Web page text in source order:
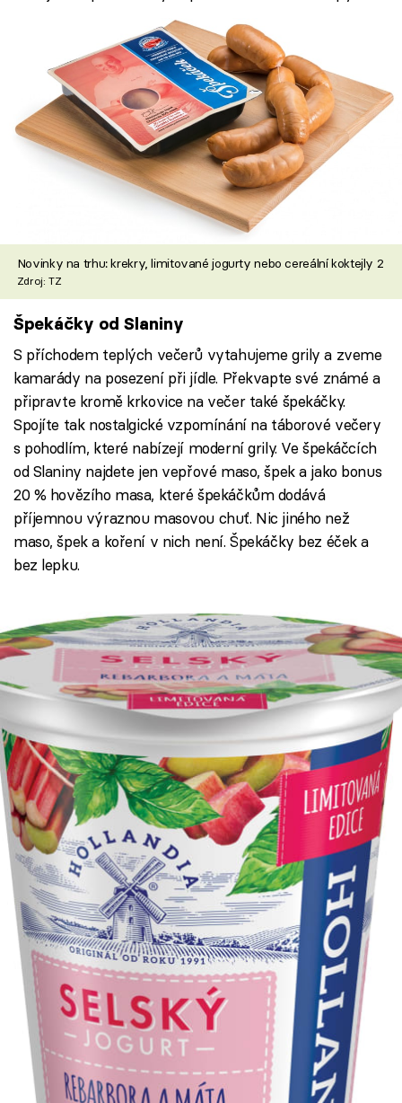
Novinky na trhu: krekry, limitované jogurty nebo cereální koktejly 2
Zdroj: TZ
Špekáčky od Slaniny
S příchodem teplých večerů vytahujeme grily a zveme
kamarády na posezení při jídle. Překvapte své známé a
připravte kromě krkovice na večer také špekáčky.
Spojíte tak nostalgické vzpomínání na táborové večery
s pohodlím, které nabízejí moderní grily. Ve špekáčcích
od Slaniny najdete jen vepřové maso, špek a jako bonus
20 % hovězího masa, které špekáčkům dodává
příjemnou výraznou masovou chuť. Nic jiného než
maso, špek a koření v nich není. Špekáčky bez éček a
bez lepku.